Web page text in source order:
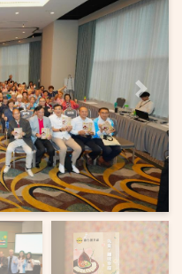
下一页